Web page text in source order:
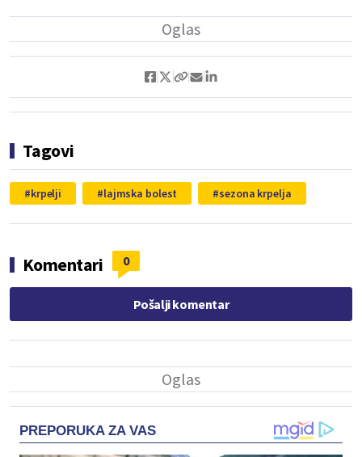
Tagovi
krpelji lajmska bolest sezona krpelja
Komentari 0
Pošalji komentar
PREPORUKA ZA VAS